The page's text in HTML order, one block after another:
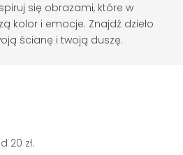
się obrazami, które w
kolor i emocje. Znajdź dzieło
ścianę i twoją duszę.
20 zł.